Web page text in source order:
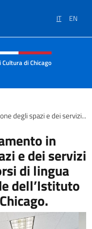
IT EN
e menù
di Chicago
degli spazi e dei servizi...
in
e dei servizi
di lingua
dell’Istituto